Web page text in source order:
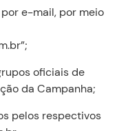
e-mail, por meio
oficiais de
da Campanha;
pelos respectivos